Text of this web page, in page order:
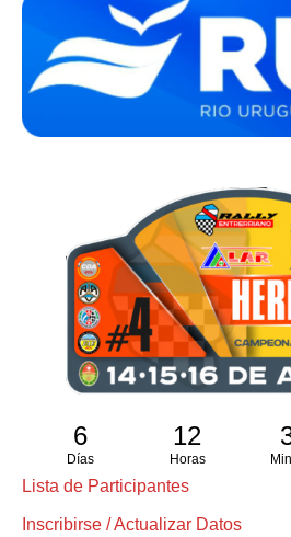
6
Días
12
Horas
Lista de Participantes
Inscribirse / Actualizar Datos